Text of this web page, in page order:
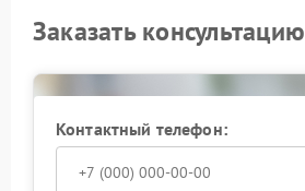
Заказать консультацию
Контактный телефон: